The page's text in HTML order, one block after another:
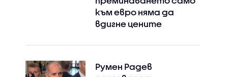
към евро няма да
вдигне цените
Румен Радев